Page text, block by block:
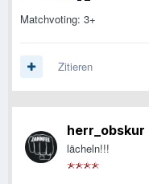
Matchvoting: 3+
Zitieren
herr_obskur
lächeln!!!